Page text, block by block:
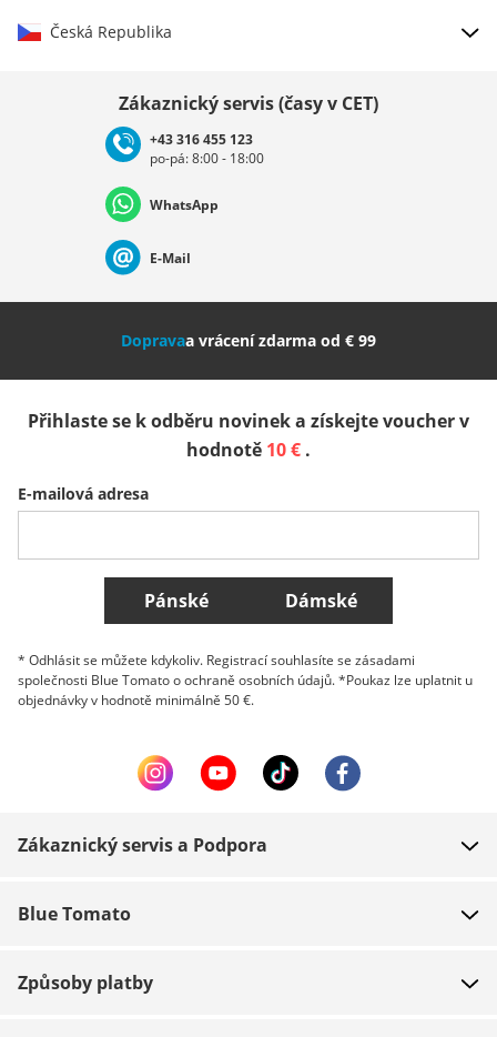
Česká Republika
Deutschland Österreich
Nederland Italia (Italiano) Italien (Deutsch)
Slovenija
Belgique (Français) Danmark Norge
Všechny země
Zákaznický servis (časy v CET)
+43 316 455 123
po-pá: 8:00 - 18:00
WhatsApp
E-Mail
Dopravaa vrácení zdarma od € 99
Přihlaste se k odběru novinek a získejte voucher v
hodnotě 10 € .
E-mailová adresa
Pánské Dámské
* Odhlásit se můžete kdykoliv. Registrací souhlasíte se zásadami
společnosti Blue Tomato o ochraně osobních údajů. *Poukaz lze uplatnit u
objednávky v hodnotě minimálně 50 €.
Zákaznický servis a Podpora
Platba
Blue Tomato
Způsoby platby